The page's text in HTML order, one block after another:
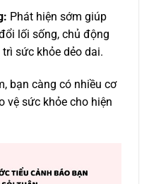
Phát hiện sớm giúp
lối sống, chủ động
sức khỏe dẻo dai.
bạn càng có nhiều cơ
vệ sức khỏe cho hiện